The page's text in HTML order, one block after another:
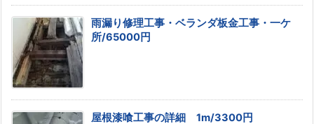
雨漏り修理工事・ベランダ板金工事・一ケ
所/65000円
屋根漆喰工事の詳細 1m/3300円